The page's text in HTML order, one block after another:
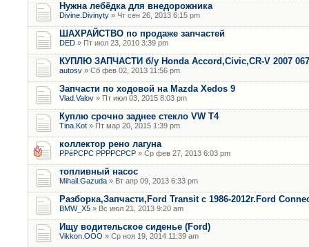
Нужна лебёдка для внедорожника
Divine.Divinyty » Чт сен 26, 2013 6:15 pm
ШАХРАЙСТВО по продаже запчастей
DED » Пт июл 23, 2010 3:39 pm
КУПЛЮ ЗАПЧАСТИ б/у Honda Accord,Civic,CR-V 2007
autosv » Сб фев 02, 2013 11:56 pm
Запчасти по ходовой на Mazda Xedos 9
Vlad.Valov » Пт июл 03, 2015 8:03 pm
Куплю срочно заднее стекло VW T4
Tina.Kot » Пт мар 20, 2015 1:39 pm
коллектор рено лагуна
РРёРСРС РРРРСРСР » Ср фев 27, 2013 6:03 pm
топливный насос
Mihail.Gazuda » Вт апр 09, 2013 6:33 pm
Разборка,Запчасти,Ford Transit с 1986-2012г.Ford
BMW_X5 » Вс июл 21, 2013 9:20 am
Ищу водительское сиденье (Ford)
Vikkon.OOO » Ср ноя 19, 2014 11:39 am